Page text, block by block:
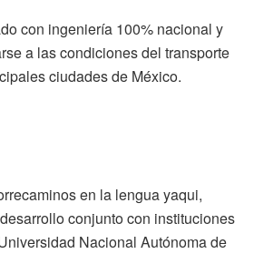
con ingeniería 100% nacional y
a las condiciones del transporte
ciudades de México.
en la lengua yaqui,
conjunto con instituciones
Nacional Autónoma de